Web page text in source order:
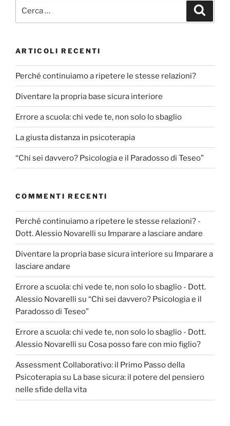
ARTICOLI RECENTI
Perché continuiamo a ripetere le stesse relazioni?
Diventare la propria base sicura interiore
Errore a scuola: chi vede te, non solo lo sbaglio
La giusta distanza in psicoterapia
“Chi sei davvero? Psicologia e il Paradosso di Teseo”
COMMENTI RECENTI
Perché continuiamo a ripetere le stesse relazioni? -
Dott. Alessio Novarelli su Imparare a lasciare andare
Diventare la propria base sicura interiore su Imparare a
lasciare andare
Errore a scuola: chi vede te, non solo lo sbaglio - Dott.
Alessio Novarelli su “Chi sei davvero? Psicologia e il
Paradosso di Teseo”
Errore a scuola: chi vede te, non solo lo sbaglio - Dott.
Alessio Novarelli su Cosa posso fare con mio figlio?
Assessment Collaborativo: il Primo Passo della
Psicoterapiasu La base sicura: il potere del pensiero
nelle sfide della vita